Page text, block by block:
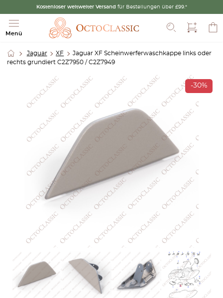
Kostenloser weltweiter Versand für Bestellungen über £99.*
Menü
Suche
Jaguar XF
Jaguar XF Scheinwerferwaschkappe links oder
rechts grundiert C2Z7950 / C2Z7949
-30%